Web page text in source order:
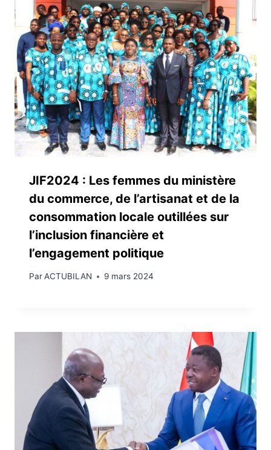
JIF2024 : Les femmes du ministère
du commerce, de l’artisanat et de la
consommation locale outillées sur
l’inclusion financière et
l’engagement politique
ParACTUBILAN 9 mars 2024